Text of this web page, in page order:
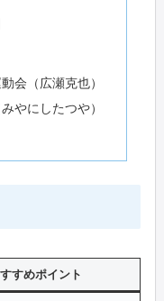
会（広瀬克也）
やにしたつや）
すめポイント